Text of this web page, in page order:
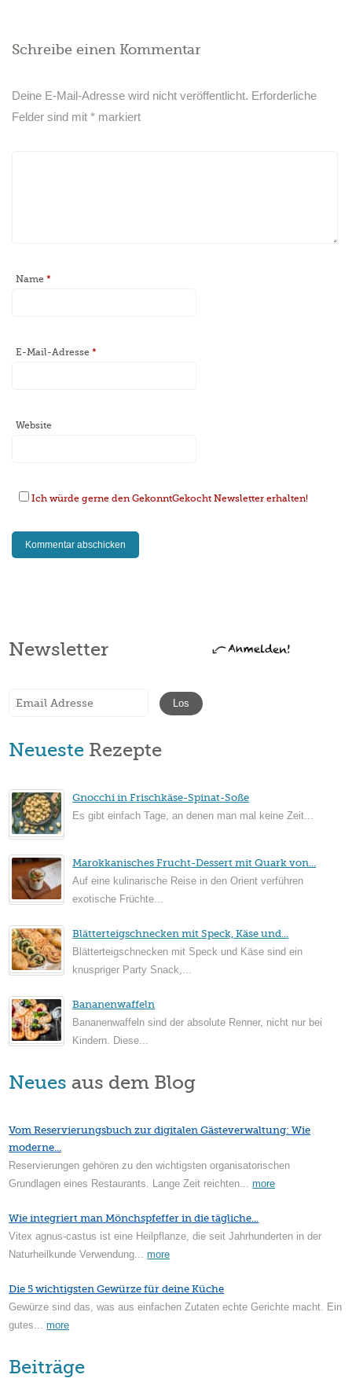
Schreibe einen Kommentar
Deine E-Mail-Adresse wird nicht veröffentlicht. Erforderliche
Felder sind mit* markiert
Name*
E-Mail-Adresse*
Website
Ich würde gerne den GekonntGekocht Newsletter erhalten!
Newsletter
Neueste Rezepte
Gnocchi in Frischkäse-Spinat-Soße
Es gibt einfach Tage, an denen man mal keine Zeit...
Marokkanisches Frucht-Dessert mit Quark von...
Auf eine kulinarische Reise in den Orient verführen
exotische Früchte...
Blätterteigschnecken mit Speck, Käse und...
Blätterteigschnecken mit Speck und Käse sind ein
knuspriger Party Snack,...
Bananenwaffeln
Bananenwaffeln sind der absolute Renner, nicht nur bei
Kindern. Diese...
Neues aus dem Blog
Vom Reservierungsbuch zur digitalen Gästeverwaltung: Wie
moderne...
Reservierungen gehören zu den wichtigsten organisatorischen
Grundlagen eines Restaurants. Lange Zeit reichten...more
Wie integriert man Mönchspfeffer in die tägliche...
Vitex agnus-castus ist eine Heilpflanze, die seit Jahrhunderten in der
Naturheilkunde Verwendung...more
Die 5 wichtigsten Gewürze für deine Küche
Gewürze sind das, was aus einfachen Zutaten echte Gerichte macht. Ein
gutes...more
Beiträge